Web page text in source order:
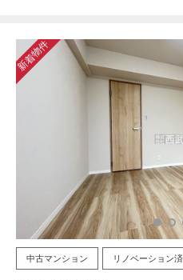
新着物件
中古マンション リノベーション済